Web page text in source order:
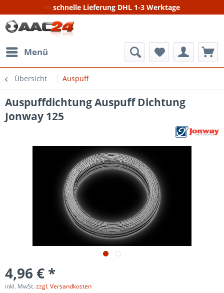
schnelle Lieferung DHL 1-3 Werktage
Menü
Übersicht Auspuff
Auspuffdichtung Auspuff Dichtung
Jonway 125
4,96 € *
inkl. MwSt.zzgl. Versandkosten